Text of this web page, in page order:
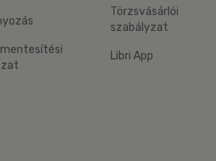
Törzsvásárlói
szabályzat
Libri App